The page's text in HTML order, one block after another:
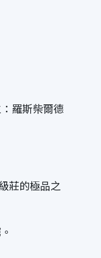
羅斯柴爾德
莊的極品之